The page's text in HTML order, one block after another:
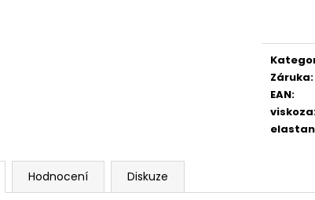
Záruka:
EAN:
viskoza
elastan
Hodnocení Diskuze